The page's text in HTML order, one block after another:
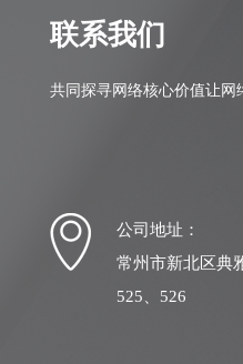
联系我们
共同探寻网络核心价值让网
公司地址：
常州市新北区典
525、526